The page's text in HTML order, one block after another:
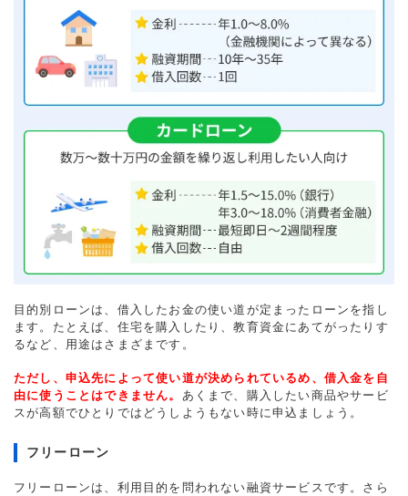
目的別ローンは、借入したお金の使い道が定まったローンを指し
ます。たとえば、住宅を購入したり、教育資金にあてがったりす
るなど、用途はさまざまです。
ただし、申込先によって使い道が決められているめ、借入金を自
由に使うことはできません。 あくまで、購入したい商品やサービ
スが高額でひとりではどうしようもない時に申込ましょう。
フリーローン
フリーローンは、利用目的を問われない融資サービスです。さら